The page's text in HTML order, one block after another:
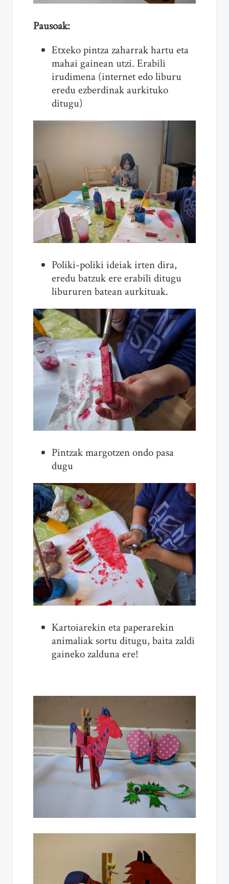
Pausoak:
Etxeko pintza zaharrak hartu eta
mahai gainean utzi. Erabili
irudimena (internet edo liburu
eredu ezberdinak aurkituko
ditugu)
Poliki-poliki ideiak irten dira,
eredu batzuk ere erabili ditugu
libururen batean aurkituak.
Pintzak margotzen ondo pasa
dugu
Kartoiarekin eta paperarekin
animaliak sortu ditugu, baita zaldi
gaineko zalduna ere!